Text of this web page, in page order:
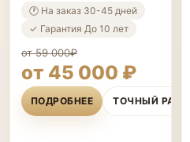
🕐 На заказ 30-45 дней
✓ Гарантия До 10 лет
от 59 000₽
от 45 000 ₽
ПОДРОБНЕЕ ТОЧНЫЙ